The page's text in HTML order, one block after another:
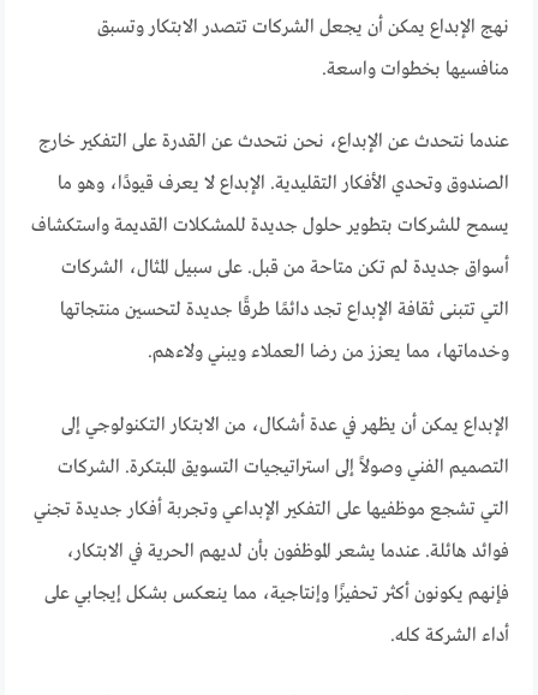
نهج الإبداع يمكن أن يجعل الشركات تتصدر الابتكار وتسبق
منافسيها بخطوات واسعة.
عندما نتحدث عن الإبداع، نحن نتحدث عن القدرة على التفكير خارج
الصندوق وتحدي الأفكار التقليدية. الإبداع لا يعرف قيودًا، وهو ما
يسمح للشركات بتطوير حلول جديدة للمشكلات القديمة واستكشاف
أسواق جديدة لم تكن متاحة من قبل. على سبيل المثال، الشركات
التي تتبنى ثقافة الإبداع تجد دائمًا طرقًا جديدة لتحسين منتجاتها
وخدماتها، مما يعزز من رضا العملاء ويبني ولاءهم.
الإبداع يمكن أن يظهر في عدة أشكال، من الابتكار التكنولوجي إلى
التصميم الفني وصولاً إلى استراتيجيات التسويق المبتكرة. الشركات
التي تشجع موظفيها على التفكير الإبداعي وتجربة أفكار جديدة تجني
فوائد هائلة. عندما يشعر الموظفون بأن لديهم الحرية في الابتكار،
فإنهم يكونون أكثر تحفيزًا وإنتاجية، مما ينعكس بشكل إيجابي على
أداء الشركة كله.